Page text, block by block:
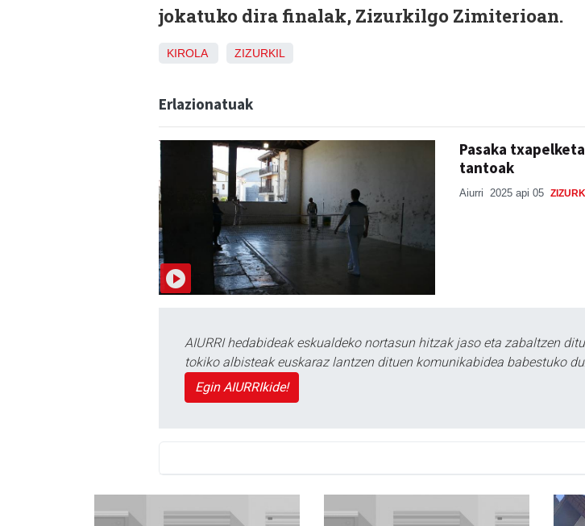
jokatuko dira finalak, Zizurkilgo Zimiterioan.
KIROLA ZIZURKIL
Erlazionatuak
Pasaka
tantoak
Aiurri 2025 api 05
AIURRI hedabideak eskualdeko nortasun hitzak jaso eta zabaltzen
tokiko albisteak euskaraz lantzen dituen komunikabidea babestuko
Egin AIURRIkide!